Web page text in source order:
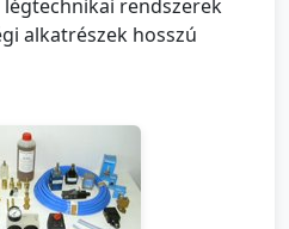
rendszerek
alkatrészek hosszú